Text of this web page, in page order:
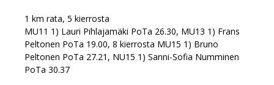
1 km rata, 5 kierrosta
MU11 1) Lauri Pihlajamäki PoTa 26.30, MU13 1) Frans
Peltonen PoTa 19.00, 8 kierrosta MU15 1) Bruno
Peltonen PoTa 27.21, NU15 1) Sanni-Sofia Numminen
PoTa 30.37